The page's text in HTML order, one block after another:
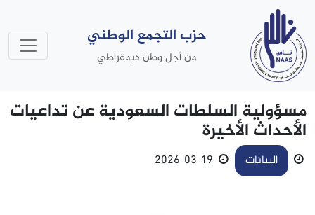
حزب التجمع الوطني
من أجل وطن ديمقراطي
مسؤولية السلطات السعودية عن تداعيات
الأحداث الأخيرة
البيانات